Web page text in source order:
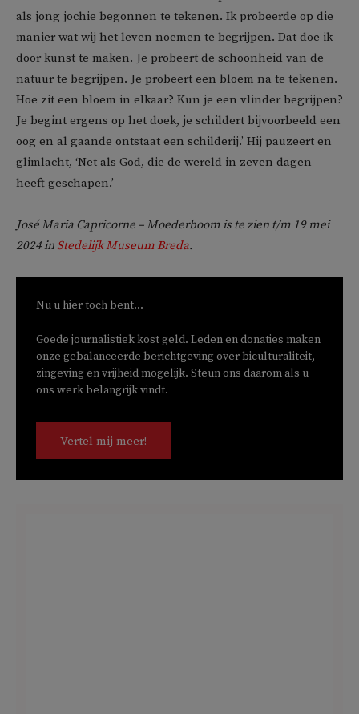
als jong jochie begonnen te tekenen. Ik probeerde op die
manier wat wij het leven noemen te begrijpen. Dat doe ik
door kunst te maken. Je probeert de schoonheid van de
natuur te begrijpen. Je probeert een bloem na te tekenen.
Hoe zit een bloem in elkaar? Kun je een vlinder begrijpen?
Je begint ergens op het doek, je schildert bijvoorbeeld een
oog en al gaande ontstaat een schilderij.’ Hij pauzeert en
glimlacht, ‘Net als God, die de wereld in zeven dagen
heeft geschapen.’
José Maria Capricorne – Moederboom is te zien t/m 19 mei
2024 in Stedelijk Museum Breda.
Nu u hier toch bent...
Goede journalistiek kost geld. Leden en donaties maken
onze gebalanceerde berichtgeving over biculturaliteit,
zingeving en vrijheid mogelijk. Steun ons daarom als u
ons werk belangrijk vindt.
Vertel mij meer!